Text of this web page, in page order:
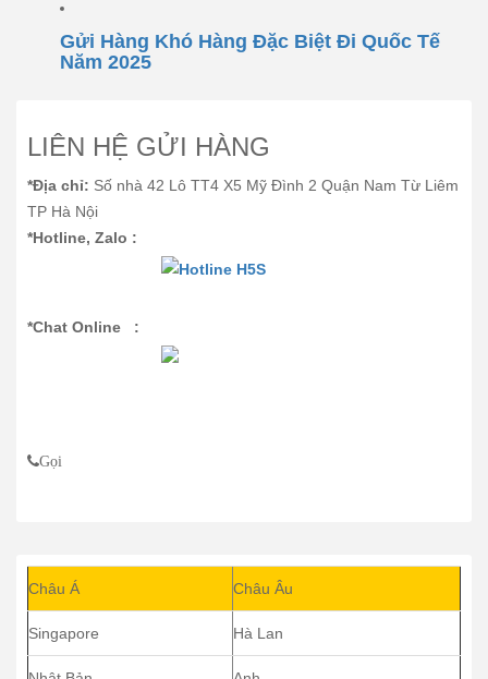
Gửi Hàng Khó Hàng Đặc Biệt Đi Quốc Tế
Năm 2025
LIÊN HỆ GỬI HÀNG
*Địa chỉ: Số nhà 42 Lô TT4 X5 Mỹ Đình 2 Quận Nam Từ Liêm
TP Hà Nội
*Hotline, Zalo :
*Chat Online :
Gọi
Châu Á Châu Âu
Singapore Hà Lan